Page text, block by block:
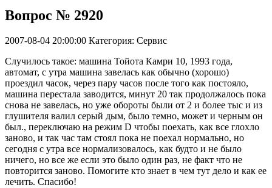
Вопрос № 2920
2007-08-04 20:00:00 Категория: Сервис
Случилось такое: машина Тойота Камри 10, 1993 года,
автомат, с утра машина завелась как обычно (хорошо)
проездил часок, через пару часов после того как постояло,
машина перестала заводится, минут 20 так продолжалось пока
снова не завелась, но уже обороты были от 2 и более тыс и из
глушителя валил серый дым, было темно, может и черным он
был., переключаю на режим D чтобы поехать, как все глохло
заново, и так час там стоял пока не поехал нормально, но
сегодня с утра все нормализовалось, как будто и не было
ничего, но все же если это было один раз, не факт что не
повторится заново. Помогите кто знает в чем тут дело и как ее
лечить. Спасибо!